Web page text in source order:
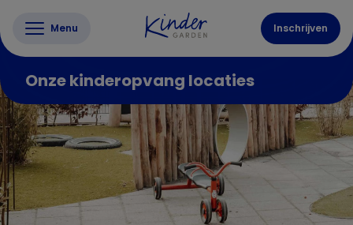
Menu Inschrijven
Onze kinderopvang locaties